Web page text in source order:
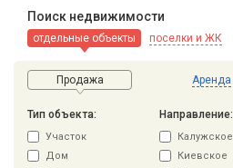
Поиск недвижимости
отдельные объекты поселки и ЖК
Продажа Аренда
Тип объекта:
Участок
Дом
Направление:
Калужское
Киевское